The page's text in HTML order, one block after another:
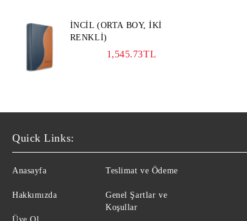
İNCİL (ORTA BOY, İKİ
RENKLİ)
1,545.73TL
Quick Links:
Anasayfa
Hakkımızda
Teslimat ve Ödeme
Genel Şartlar ve
Koşullar